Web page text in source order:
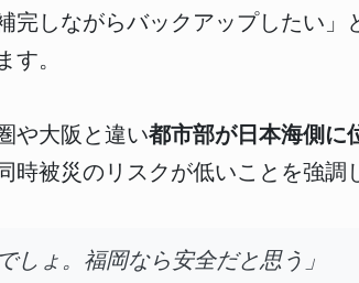
しながらバックアップしたい」
。
や大阪と違い都市部が日本海側に
被災のリスクが低いことを強調
しょ。福岡なら安全だと思う」